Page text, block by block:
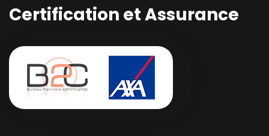
Certification et Assurance